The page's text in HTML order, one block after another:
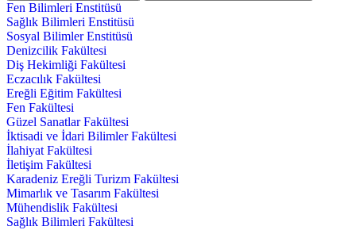
Fen Bilimleri Enstitüsü
Sağlık Bilimleri Enstitüsü
Sosyal Bilimler Enstitüsü
Denizcilik Fakültesi
Diş Hekimliği Fakültesi
Eczacılık Fakültesi
Ereğli Eğitim Fakültesi
Fen Fakültesi
Güzel Sanatlar Fakültesi
İktisadi ve İdari Bilimler Fakültesi
İlahiyat Fakültesi
İletişim Fakültesi
Karadeniz Ereğli Turizm Fakültesi
Mimarlık ve Tasarım Fakültesi
Mühendislik Fakültesi
Sağlık Bilimleri Fakültesi